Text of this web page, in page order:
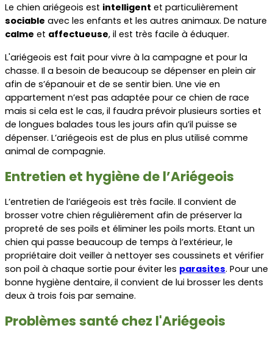
Le chien ariégeois est intelligent
sociable
calme et affectueuse, il est très facile à éduquer.
L'ariégeois est fait pour vivre à la campagne et pour la
chasse. Il a besoin de beaucoup se dépenser en plein air
afin de s’épanouir et de se sentir bien. Une vie en
appartement n’est pas adaptée pour ce chien de race
mais si cela est le cas, il faudra prévoir plusieurs sorties et
de longues balades tous les jours afin qu’il puisse se
dépenser. L’ariégeois est de plus en plus utilisé comme
animal de compagnie.
Entretien et hygiène de l’Ariégeois
L’entretien de l’ariégeois est très facile. Il convient de
brosser votre chien régulièrement afin de préserver la
propreté de ses poils et éliminer les poils morts. Etant un
chien qui passe beaucoup de temps à l’extérieur, le
propriétaire doit veiller à nettoyer ses coussinets et vérifier
son poil à chaque sortie pour éviter les parasites. Pour une
bonne hygiène dentaire, il convient de lui brosser les dents
deux à trois fois par semaine.
Problèmes santé chez l'Ariégeois